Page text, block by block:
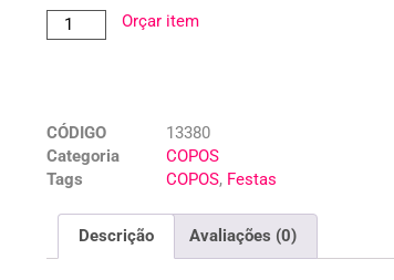
Orçar item
CÓDIGO
13380
Categoria
COPOS
Tags
COPOS, Festas
Descrição Avaliações (0)